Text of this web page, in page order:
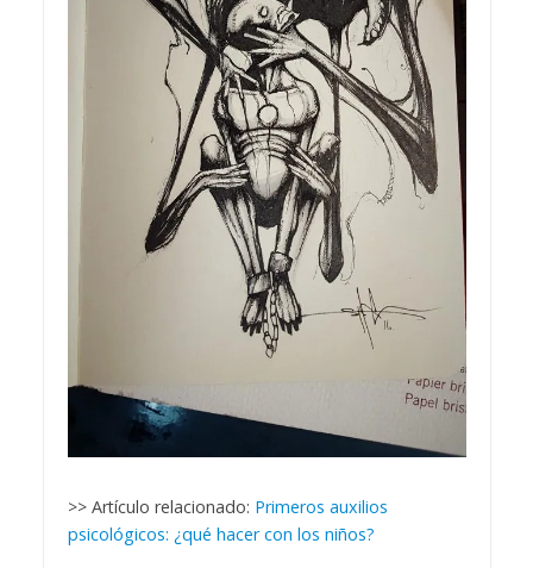
>> Artículo relacionado: Primeros auxilios
psicológicos: ¿qué hacer con los niños?